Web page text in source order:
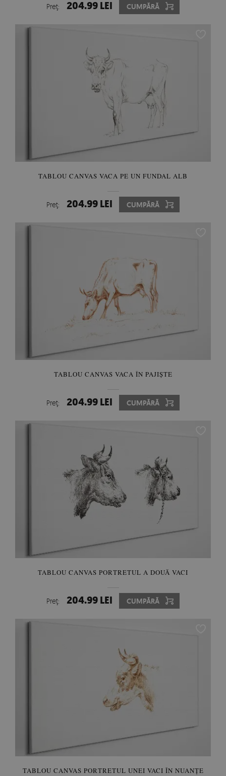
Preţ: 204.99 LEI CUMPĂRĂ
TABLOU CANVAS VACA PE UN FUNDAL ALB
Preţ: 204.99 LEI CUMPĂRĂ
TABLOU CANVAS VACA ÎN PAJIȘTE
Preţ: 204.99 LEI CUMPĂRĂ
TABLOU CANVAS PORTRETUL A DOUĂ VACI
Preţ: 204.99 LEI CUMPĂRĂ
TABLOU CANVAS PORTRETUL UNEI VACI ÎN NUANȚE